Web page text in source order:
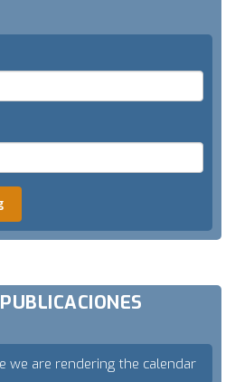
we are rendering the calendar